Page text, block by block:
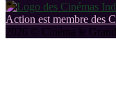
Action est membre des
2026 © Cinéma le